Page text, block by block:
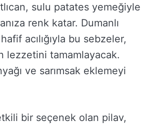
sulu patates yemeğiyle
renk katar. Dumanlı
acılığıyla bu sebzeler,
lezzetini tamamlayacak.
ve sarımsak eklemeyi
bir seçenek olan pilav,